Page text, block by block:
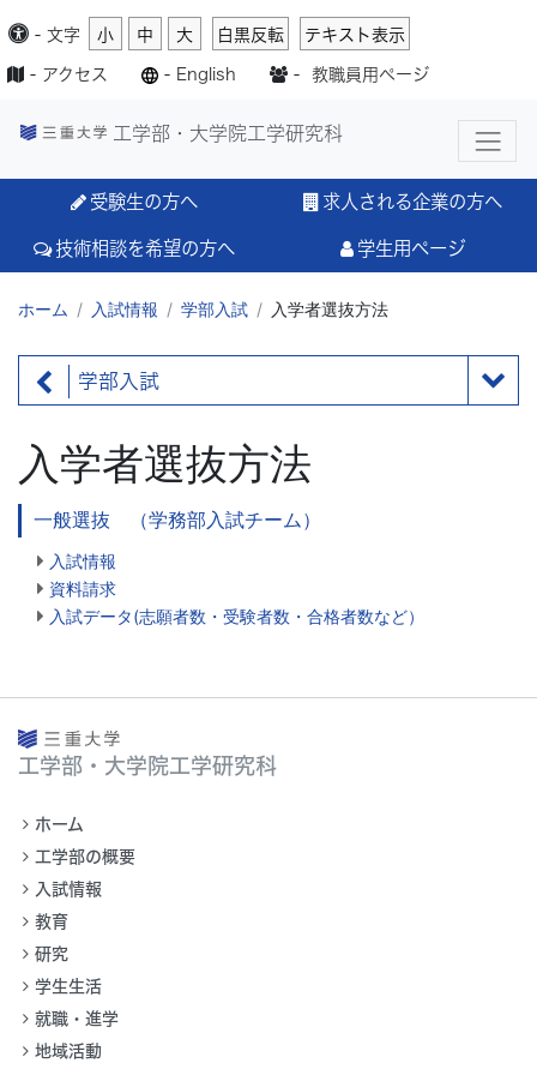
- 文字 小 中 大 白黒反転 テキスト表示
- アクセス - English - 教職員用ページ
工学部・大学院工学研究科
受験生の方へ 求人される企業の方へ
技術相談を希望の方へ 学生用ページ
ホーム 入試情報 学部入試 入学者選抜方法
学部入試
入学者選抜方法
一般選抜 （学務部入試チーム）
入試情報
資料請求
入試データ(志願者数・受験者数・合格者数など）
工学部・大学院工学研究科
ホーム
工学部の概要
入試情報
教育
研究
学生生活
就職・進学
地域活動